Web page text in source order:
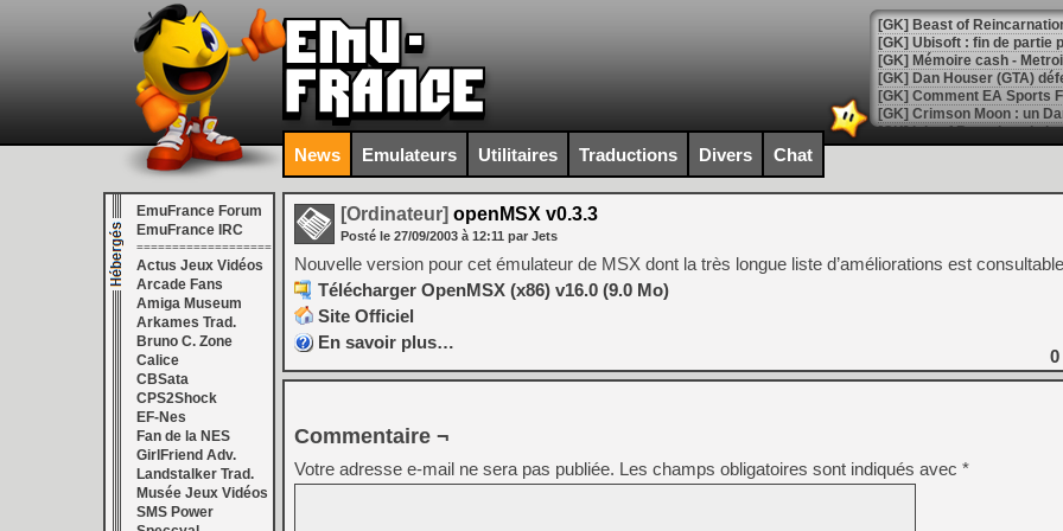
[GK] Beast of
[GK] Ubisoft : fin de partie
[GK] Mémoire cash -
[GK] Dan Houser (GTA)
[GK] Comment EA Sports
[GK] Crimson Moon : un
[GK] Isle of Reveries : le
[GK] Moonlighter 2 : The
[GK] Capcom relance
[Mo5] Deux inédits du
[GK] Le beat'em up The
[GK] Endless Legend 2 :
[LS] [PS5] Le WebKit
[GK] Oubliez Crazy Taxi,
[LS] [Switch] NSZ 5.0.0
News Emulateurs Utilitaires Traductions Divers Chat
EmuFrance Forum
EmuFrance IRC
===================
Actus Jeux Vidéos
Arcade Fans
Amiga Museum
Arkames Trad.
Bruno C. Zone
Calice
CBSata
CPS2Shock
EF-Nes
Fan de la NES
GirlFriend Adv.
Landstalker Trad.
Musée Jeux Vidéos
SMS Power
[Ordinateur] openMSX v0.3.3
Posté le 27/09/2003 à 12:11 par Jets
Nouvelle version pour cet émulateur de MSX dont la très longue liste d’améliorations est consultable
Télécharger OpenMSX (x86) v16.0 (9.0 Mo)
Site Officiel
En savoir plus…
0
Commentaire ¬
Votre adresse e-mail ne sera pas publiée. Les champs obligatoires sont indiqués avec *